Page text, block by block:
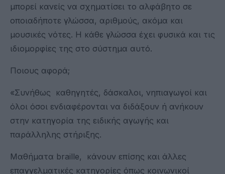
μπορεί κανείς να σχηματίσει το αλφάβητο σε
οποιαδήποτε γλώσσα, αριθμούς, ακόμα και
μουσικές νότες. Η κάθε γλώσσα έχει φυσικά και τις
ιδιομορφίες της στο σύστημα αυτό.
Ποιους αφορά;
«Συνήθως καθηγητές, δάσκαλοι, νηπιαγωγοί και
όλοι όσοι ενδιαφέρονται να διδάξουν ή ανήκουν
στην κατηγορία της ειδικής αγωγής και
παράλληλης στήριξης.
Μαθήματα braille, κάνουν επίσης και άλλες
επαγγελματικές κατηγορίες όπως κοινωνικοί